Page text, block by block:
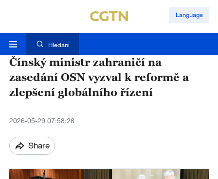
Language
Hledání
Čínský ministr zahraničí na
zasedání OSN vyzval k reformě a
zlepšení globálního řízení
2026-05-29 07:58:26
Share